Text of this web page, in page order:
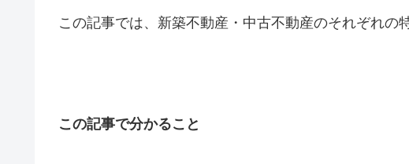
この記事では、新築不動産・中古不動産のそれぞれの
この記事で分かること